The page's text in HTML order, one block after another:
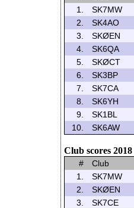
1.
SK7MW
2.
SK4AO
3.
SKØEN
4.
SK6QA
5.
SKØCT
6.
SK3BP
7.
SK7CA
8.
SK6YH
9.
SK1BL
10.
SK6AW
Club scores 2018
# Club
1.
SK7MW
2.
SKØEN
3.
SK7CE